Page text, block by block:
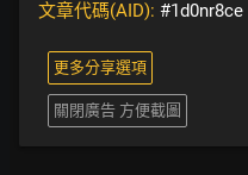
文章代碼(AID): #1d0nr8ce
更多分享選項
關閉廣告 方便截圖